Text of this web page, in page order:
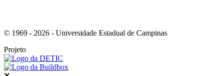
© 1969 - 2026 - Universidade Estadual de Campinas
Projeto